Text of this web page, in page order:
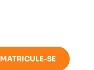
MATRICULE-SE